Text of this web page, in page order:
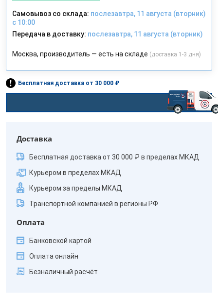
Самовывоз со склада: послезавтра, 11 августа (вторник)
с 10:00
Передача в доставку: послезавтра, 11 августа (вторник)
Москва, производитель — есть на складе (доставка 1-3 дня)
Бесплатная доставка от 30 000 ₽
Доставка
Бесплатная доставка от 30 000 ₽ в пределах МКАД
Курьером в пределах МКАД
Курьером за пределы МКАД
Транспортной компанией в регионы РФ
Оплата
Банковской картой
Оплата онлайн
Безналичный расчёт